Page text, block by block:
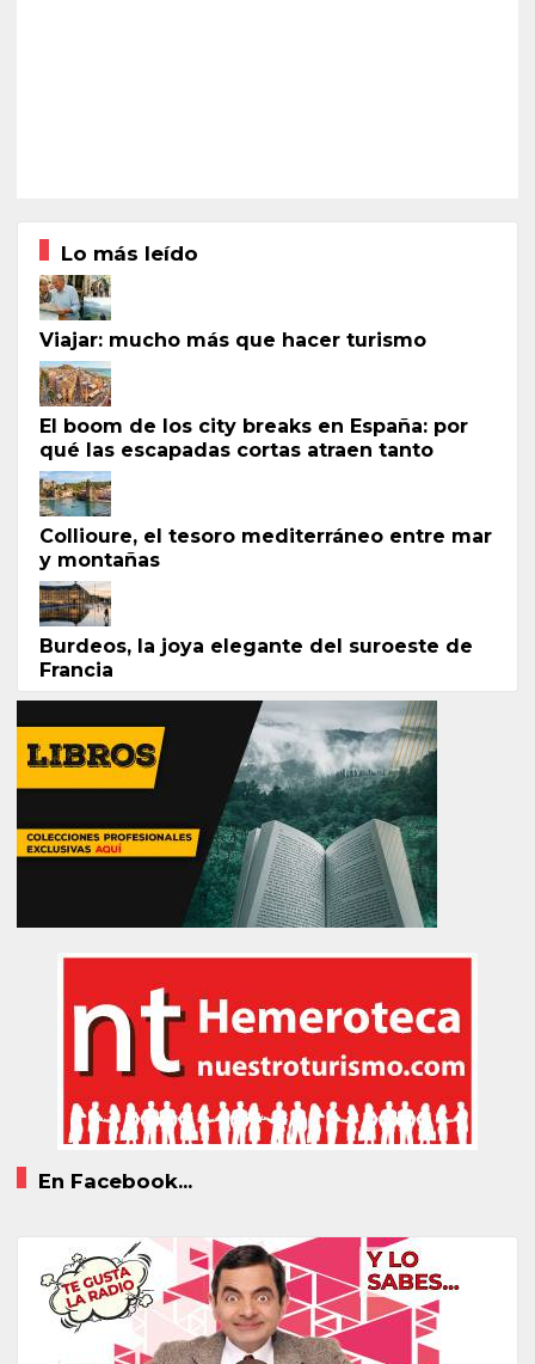
Lo más leído
Viajar: mucho más que hacer turismo
El boom de los city breaks en España: por
qué las escapadas cortas atraen tanto
Collioure, el tesoro mediterráneo entre mar
y montañas
Burdeos, la joya elegante del suroeste de
Francia
En Facebook...